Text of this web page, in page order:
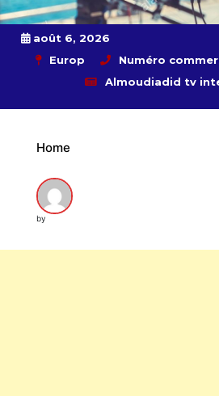
août 6, 2026
Europ
Numéro
Almoudiadid tv
Home
by